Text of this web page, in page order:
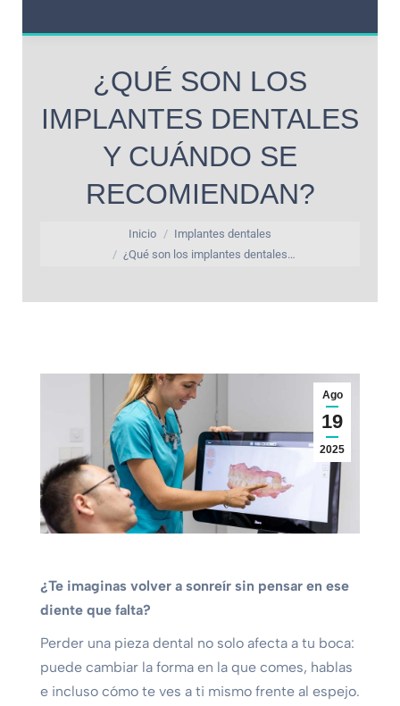
¿QUÉ SON LOS
IMPLANTES DENTALES
Y CUÁNDO SE
RECOMIENDAN?
Inicio
Implantes dentales
¿Qué son los implantes dentales…
Ago
19
2025
¿Te imaginas volver a sonreír sin pensar en ese
diente que falta?
Perder una pieza dental no solo afecta a tu boca:
puede cambiar la forma en la que comes, hablas
e incluso cómo te ves a ti mismo frente al espejo.